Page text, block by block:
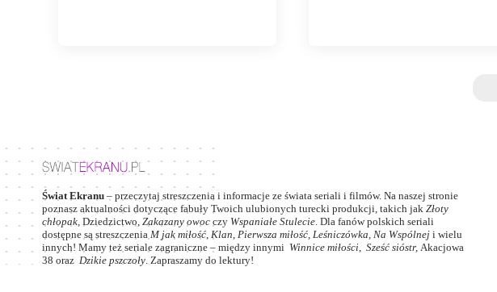
Świat Ekranu – przeczytaj streszczenia i informacje ze świata seriali i filmów. Na naszej stronie
poznasz aktualności dotyczące fabuły Twoich ulubionych turecki produkcji, takich jak Złoty
chłopak Dziedzictwo Zakazany owoc czy Wspaniałe Stulecie . Dla fanów polskich seriali
dostępne są streszczenia M jak miłość Klan Pierwsza miłość, Leśniczówka Na Wspólnej i wielu
innych! Mamy też seriale zagraniczne – między innymi Winnice miłości Sześć sióstr, Akacjowa
38 oraz Dzikie pszczoły . Zapraszamy do lektury!